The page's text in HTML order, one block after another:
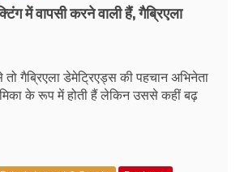
में वापसी करने वाली हैं, गैब्रिएला
गैब्रिएला डेमेट्रिएड्स की पहचान अभिनेता
के रूप में होती हैं लेकिन उससे कहीं बढ़